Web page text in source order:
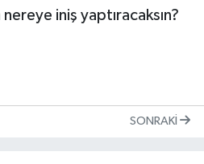
iniş yaptıracaksın?
SONRAKI